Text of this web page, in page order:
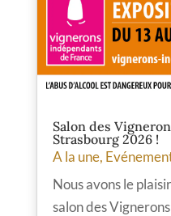
Salon des
Strasbourg 2026 !
A la une,
Nous avons le
salon des